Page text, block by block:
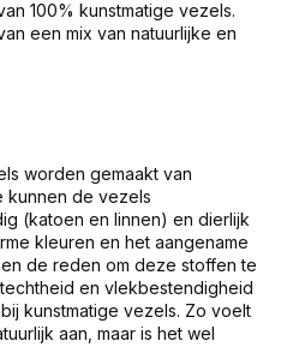
100% kunstmatige vezels.
een mix van natuurlijke en
worden gemaakt van
kunnen de vezels
(katoen en linnen) en dierlijk
kleuren en het aangename
de reden om deze stoffen te
en vlekbestendigheid
kunstmatige vezels. Zo voelt
aan, maar is het wel